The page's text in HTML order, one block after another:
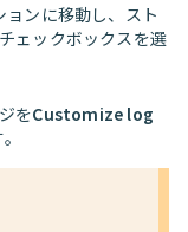
ョンに移動し、スト
ェックボックスを選
をCustomize log